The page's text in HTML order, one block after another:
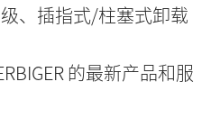
、插指式/柱塞式卸载
的最新产品和服